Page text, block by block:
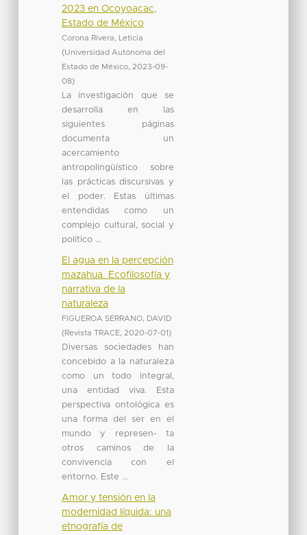
2023 en Ocoyoacac,
Estado de México
Corona Rivera, Leticia
(Universidad Autónoma del
Estado de México, 2023-09-
08)
La investigación que se
desarrolla en las
siguientes páginas
documenta un
acercamiento
antropolingüístico sobre
las prácticas discursivas y
el poder. Estas últimas
entendidas como un
complejo cultural, social y
político ...
El agua en la percepción
mazahua. Ecofilosofía y
narrativa de la
naturaleza
FIGUEROA SERRANO, DAVID
(Revista TRACE, 2020-07-01)
Diversas sociedades han
concebido a la naturaleza
como un todo integral,
una entidad viva. Esta
perspectiva ontológica es
una forma del ser en el
mundo y represen- ta
otros caminos de la
convivencia con el
entorno. Este ...
Amor y tensión en la
modernidad líquida: una
etnografía de